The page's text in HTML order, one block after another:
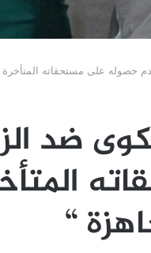
حصوله على مستحقاته
ضد
“